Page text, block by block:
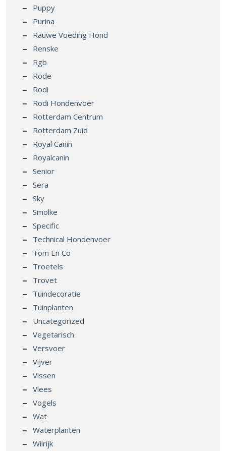
Puppy
Purina
Rauwe Voeding Hond
Renske
Rgb
Rode
Rodi
Rodi Hondenvoer
Rotterdam Centrum
Rotterdam Zuid
Royal Canin
Royalcanin
Senior
Sera
Sky
Smolke
Specific
Technical Hondenvoer
Tom En Co
Troetels
Trovet
Tuindecoratie
Tuinplanten
Uncategorized
Vegetarisch
Versvoer
Vijver
Vissen
Vlees
Vogels
Wat
Waterplanten
Wilrijk